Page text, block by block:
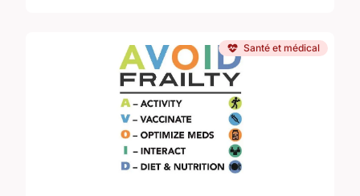
Santé et médical